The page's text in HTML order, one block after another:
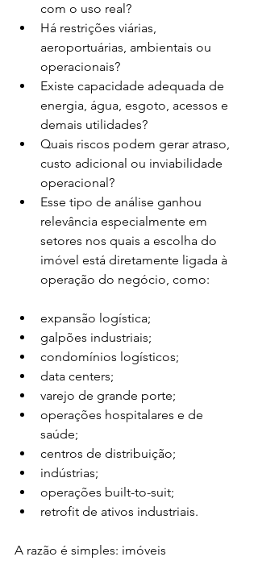
com o uso real?
Há restrições viárias,
aeroportuárias, ambientais ou
operacionais?
Existe capacidade adequada de
energia, água, esgoto, acessos e
demais utilidades?
Quais riscos podem gerar atraso,
custo adicional ou inviabilidade
operacional?
Esse tipo de análise ganhou
relevância especialmente em
setores nos quais a escolha do
imóvel está diretamente ligada à
operação do negócio, como:
expansão logística;
galpões industriais;
condomínios logísticos;
data centers;
varejo de grande porte;
operações hospitalares e de
saúde;
centros de distribuição;
indústrias;
operações built-to-suit;
retrofit de ativos industriais.
A razão é simples: imóveis